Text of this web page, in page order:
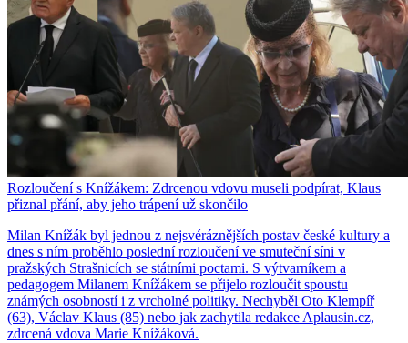
Rozloučení s Knížákem: Zdrcenou vdovu museli podpírat, Klaus
přiznal přání, aby jeho trápení už skončilo
Milan Knížák byl jednou z nejsvéráznějších postav české kultury a
dnes s ním proběhlo poslední rozloučení ve smuteční síni v
pražských Strašnicích se státními poctami. S výtvarníkem a
pedagogem Milanem Knížákem se přijelo rozloučit spoustu
známých osobností i z vrcholné politiky. Nechyběl Oto Klempíř
(63), Václav Klaus (85) nebo jak zachytila redakce Aplausin.cz,
zdrcená vdova Marie Knížáková.